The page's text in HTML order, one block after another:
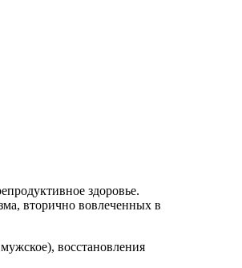
здоровье.
вторично вовлеченных в
восстановления